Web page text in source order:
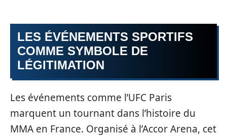
LES ÉVÉNEMENTS SPORTIFS
COMME SYMBOLE DE
LÉGITIMATION
Les événements comme l’UFC Paris
marquent un tournant dans l’histoire du
MMA en France. Organisé à l’Accor Arena, cet